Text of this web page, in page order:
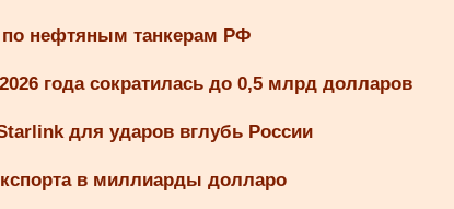
нефтяным танкерам РФ
года сократилась до 0,5 млрд долларов
для ударов вглубь России
в миллиарды долларо